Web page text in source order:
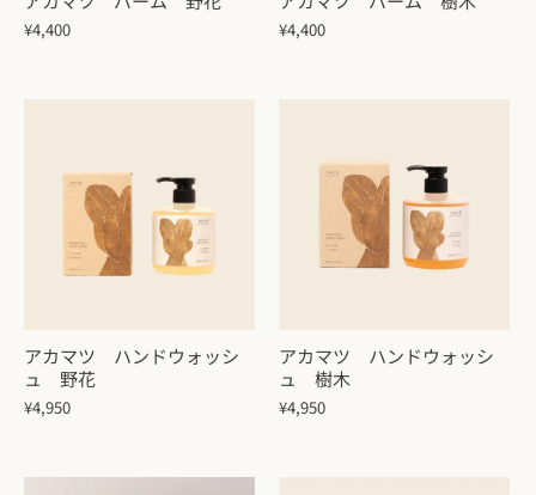
¥4,400 ¥4,400
アカマツ ハンドウォッシ
ュ 野花
¥4,950
アカマツ ハンドウォッシ
ュ 樹木
¥4,950